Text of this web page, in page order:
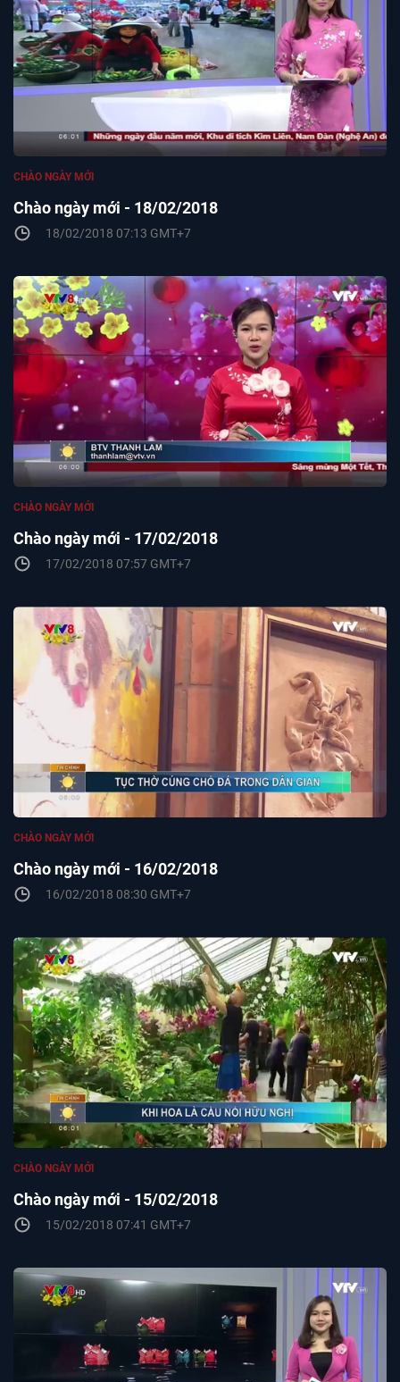
Chào ngày mới - 18/02/2018
CHÀO NGÀY MỚI
18/02/2018 07:13 GMT+7
Chào ngày mới - 17/02/2018
CHÀO NGÀY MỚI
17/02/2018 07:57 GMT+7
Chào ngày mới - 16/02/2018
CHÀO NGÀY MỚI
16/02/2018 08:30 GMT+7
Chào ngày mới - 15/02/2018
CHÀO NGÀY MỚI
15/02/2018 07:41 GMT+7